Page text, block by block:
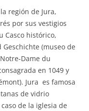
región de Jura,
por sus vestigios
Casco histórico,
(museo de
Dame du
en 1049 y
Jura es famosa
de vidrio
de la iglesia de